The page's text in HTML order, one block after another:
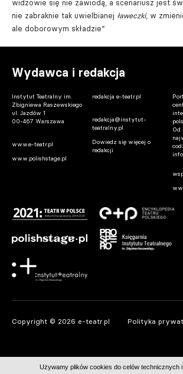
widzowie się nie zawiodą, a scenariusz jest
nie zabraknie tak uwielbianej ławeczki, w
ale doborowym składzie”
Wydawca i redakcja
Instytut Teatralny im.
Zbigniewa Raszewskiego
ul. Jazdów 1
00-467 Warszawa
www.e-teatr.pl
www.polishstage.pl
redakcja e-teatr.pl
redakcja@instytut-
teatralny.pl
Dowiedz się więcej o
redakcji
Od
Copyright © 2026 e-teatr.pl Polityka
Używamy plików cookies do celów technicznych